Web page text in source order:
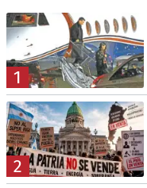
1
2